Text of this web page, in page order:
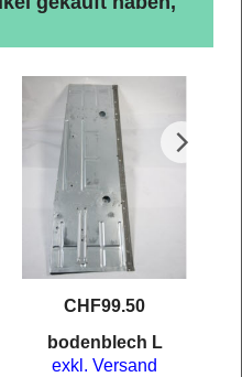
CHF99.50
bodenblech L
exkl. Versand